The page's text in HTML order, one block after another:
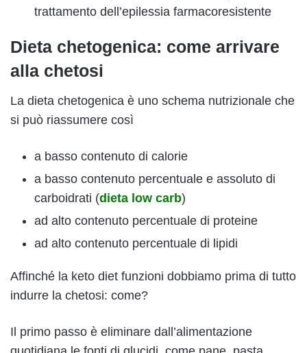
trattamento dell’epilessia farmacoresistente
Dieta chetogenica: come arrivare
alla chetosi
La dieta chetogenica è uno schema nutrizionale che
si può riassumere così
a basso contenuto di calorie
a basso contenuto percentuale e assoluto di
carboidrati (dieta low carb)
ad alto contenuto percentuale di proteine
ad alto contenuto percentuale di lipidi
Affinché la keto diet funzioni dobbiamo prima di tutto
indurre la chetosi: come?
Il primo passo è eliminare dall’alimentazione